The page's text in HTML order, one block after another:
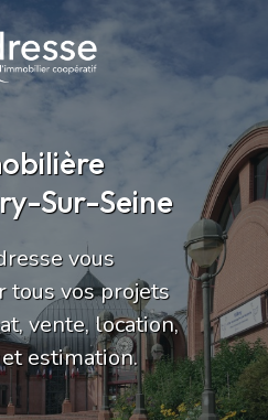
Sur-Seine
vous
tous vos projets
vente, location,
estimation.